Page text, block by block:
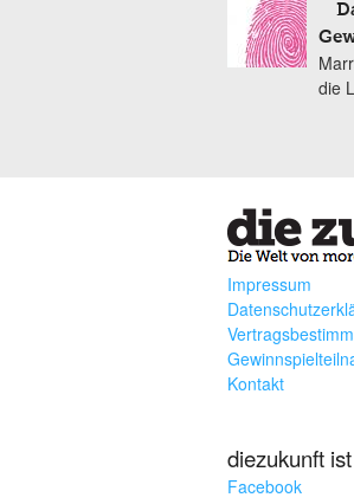
die
Impressum
Kontakt
diezukunft
Facebook